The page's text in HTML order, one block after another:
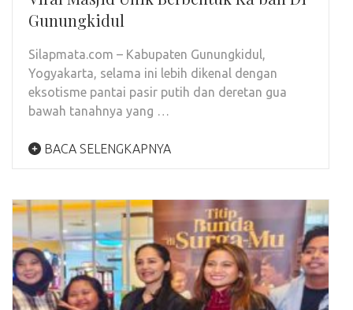
Gunungkidul
Silapmata.com – Kabupaten Gunungkidul,
Yogyakarta, selama ini lebih dikenal dengan
eksotisme pantai pasir putih dan deretan gua
bawah tanahnya yang …
BACA SELENGKAPNYA